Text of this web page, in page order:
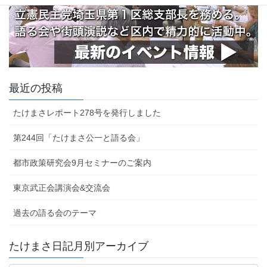
最近の投稿
たけまさレポート278号を発行しました
第244回「たけまさ公一と語る会」
都市政策研究会9月セミナーのご案内
東京武正会講演会&交流会
過去の語る会のテーマ
たけまさ日記月別アーカイブ
た